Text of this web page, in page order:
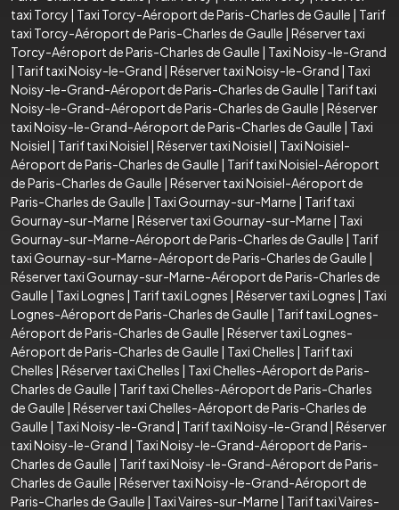
taxi Torcy | Taxi Torcy-Aéroport de Paris-Charles de Gaulle | Tarif
taxi Torcy-Aéroport de Paris-Charles de Gaulle | Réserver taxi
Torcy-Aéroport de Paris-Charles de Gaulle | Taxi Noisy-le-Grand
| Tarif taxi Noisy-le-Grand | Réserver taxi Noisy-le-Grand | Taxi
Noisy-le-Grand-Aéroport de Paris-Charles de Gaulle | Tarif taxi
Noisy-le-Grand-Aéroport de Paris-Charles de Gaulle | Réserver
taxi Noisy-le-Grand-Aéroport de Paris-Charles de Gaulle | Taxi
Noisiel | Tarif taxi Noisiel | Réserver taxi Noisiel | Taxi Noisiel-
Aéroport de Paris-Charles de Gaulle | Tarif taxi Noisiel-Aéroport
de Paris-Charles de Gaulle | Réserver taxi Noisiel-Aéroport de
Paris-Charles de Gaulle | Taxi Gournay-sur-Marne | Tarif taxi
Gournay-sur-Marne | Réserver taxi Gournay-sur-Marne | Taxi
Gournay-sur-Marne-Aéroport de Paris-Charles de Gaulle | Tarif
taxi Gournay-sur-Marne-Aéroport de Paris-Charles de Gaulle |
Réserver taxi Gournay-sur-Marne-Aéroport de Paris-Charles de
Gaulle | Taxi Lognes | Tarif taxi Lognes | Réserver taxi Lognes | Taxi
Lognes-Aéroport de Paris-Charles de Gaulle | Tarif taxi Lognes-
Aéroport de Paris-Charles de Gaulle | Réserver taxi Lognes-
Aéroport de Paris-Charles de Gaulle | Taxi Chelles | Tarif taxi
Chelles | Réserver taxi Chelles | Taxi Chelles-Aéroport de Paris-
Charles de Gaulle | Tarif taxi Chelles-Aéroport de Paris-Charles
de Gaulle | Réserver taxi Chelles-Aéroport de Paris-Charles de
Gaulle | Taxi Noisy-le-Grand | Tarif taxi Noisy-le-Grand | Réserver
taxi Noisy-le-Grand | Taxi Noisy-le-Grand-Aéroport de Paris-
Charles de Gaulle | Tarif taxi Noisy-le-Grand-Aéroport de Paris-
Charles de Gaulle | Réserver taxi Noisy-le-Grand-Aéroport de
Paris-Charles de Gaulle | Taxi Vaires-sur-Marne | Tarif taxi Vaires-